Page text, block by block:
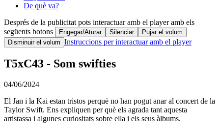
De què va?
Després de la publicitat pots interactuar amb el player amb els
següents botons
Engegar/Aturar Silenciar
Pujar el volum
Disminuir el volum Instruccions per interactuar amb el player
T5xC43 - Som swifties
04/06/2024
El Jan i la Kai estan tristos perquè no han pogut anar al concert de la
Taylor Swift. Ens expliquen per què els agrada tant aquesta
artistassa i algunes curiositats sobre ella i els seus àlbums.